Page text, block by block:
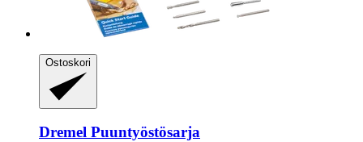
Ostoskori
Dremel Puuntyöstösarja